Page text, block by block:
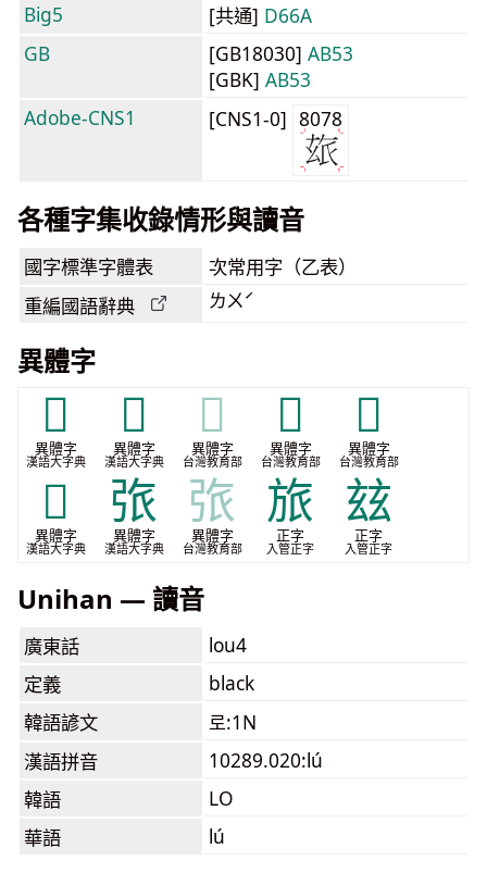
Big5 [共通] D66A
GB
[GB18030] AB53
[GBK] AB53
Adobe-CNS1
[CNS1-0] 8078
各種字集收錄情形與讀音
國字標準字體表 次常用字（乙表）
重編國語辭典 ㄌㄨˊ
異體字
𢏾
異體字
漢語大字典
𢐸
異體字
漢語大字典
𢐸
異體字
台灣教育部
𤣧
異體字
台灣教育部
𪑄
異體字
台灣教育部
𪒓
異體字
漢語大字典
㢳
異體字
漢語大字典
㢳
異體字
台灣教育部
旅
正字
入管正字
玆
正字
入管正字
Unihan — 讀音
廣東話
lou4
定義
black
韓語諺文
로:1N
漢語拼音
10289.020:lú
韓語
LO
華語
lú